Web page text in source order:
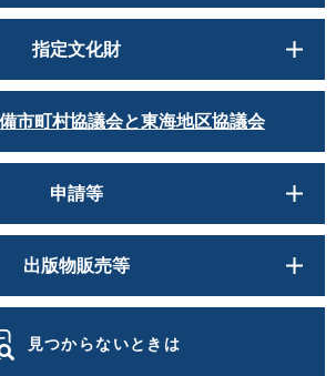
指定文化財
市町村協議会と東海地区協議会
申請等
出版物販売等
見つからないときは